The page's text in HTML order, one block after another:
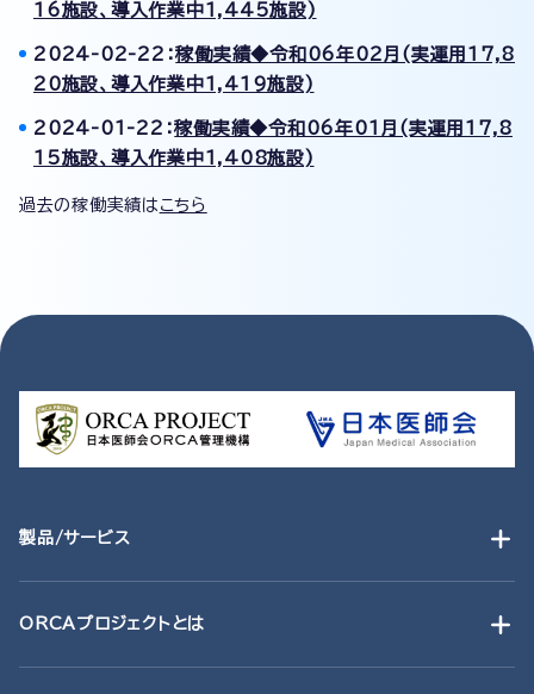
16施設、導入作業中1,445施設)
2024-02-22：稼働実績◆令和06年02月(実運用17,8
20施設、導入作業中1,419施設)
2024-01-22：稼働実績◆令和06年01月(実運用17,8
15施設、導入作業中1,408施設)
過去の稼働実績は こちら
製品/サービス
ORCAプロジェクトとは